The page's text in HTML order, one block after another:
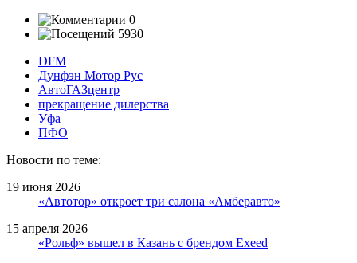
0
5930
DFM
Дунфэн Мотор Рус
АвтоГАЗцентр
прекращение дилерства
Уфа
ПФО
Новости по теме:
19 июня 2026
«Автотор» откроет три салона «Амберавто»
15 апреля 2026
«Рольф» вышел в Казань с брендом Exeed